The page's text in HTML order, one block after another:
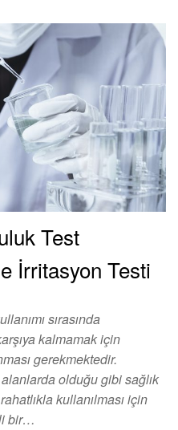
Test
İrritasyon Testi
sırasında
kalmamak için
gerekmektedir.
olduğu gibi sağlık
kullanılması için
bir…